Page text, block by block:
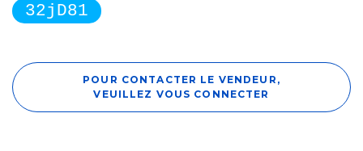
32jD81
POUR CONTACTER LE VENDEUR,
VEUILLEZ VOUS CONNECTER